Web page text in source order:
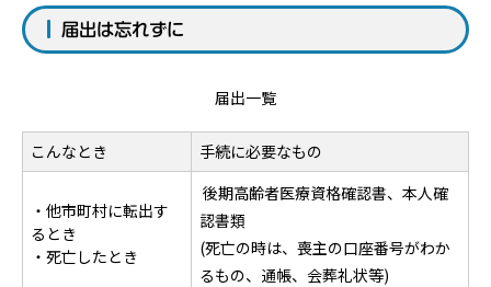
届出は忘れずに
届出一覧
こんなとき 手続に必要なもの
・他市町村に転出す
るとき
・死亡したとき
後期高齢者医療資格確認書、本人確
認書類
(死亡の時は、喪主の口座番号がわか
るもの、通帳、会葬礼状等)